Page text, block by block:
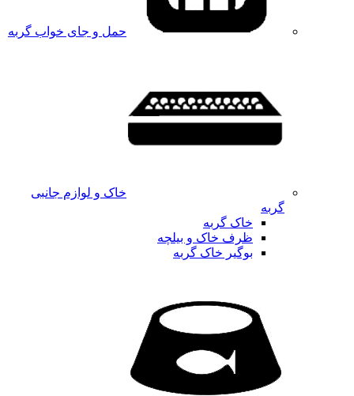
حمل و جای خواب گربه
خاک و لوازم جانبی
گربه
خاک گربه
ظرف خاک و بیلچه
بوگیر خاک گربه